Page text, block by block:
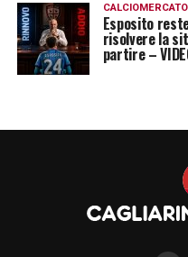
CALCIOMERCATO
Esposito
risolvere la
partire –